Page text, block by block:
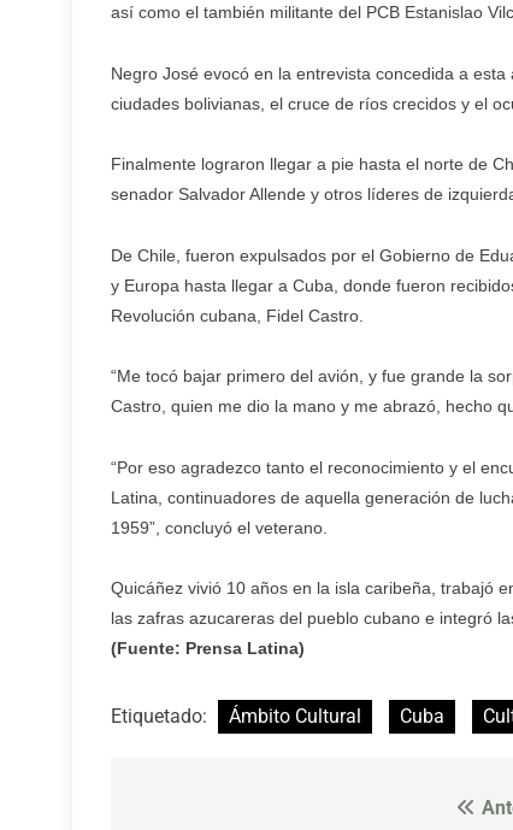
así como el también militante del PCB Estanislao
Negro José evocó en la entrevista concedida a
ciudades bolivianas, el cruce de ríos crecidos y el
Finalmente lograron llegar a pie hasta el norte de
senador Salvador Allende y otros líderes de
De Chile, fueron expulsados por el Gobierno de
y Europa hasta llegar a Cuba, donde fueron
Revolución cubana, Fidel Castro.
“Me tocó bajar primero del avión, y fue grande la
Castro, quien me dio la mano y me abrazó, hecho
“Por eso agradezco tanto el reconocimiento y el
Latina, continuadores de aquella generación de
1959”, concluyó el veterano.
Quicáñez vivió 10 años en la isla caribeña, trabajó
las zafras azucareras del pueblo cubano e integró
(Fuente: Prensa Latina)
Etiquetado: Ámbito Cultural Cuba